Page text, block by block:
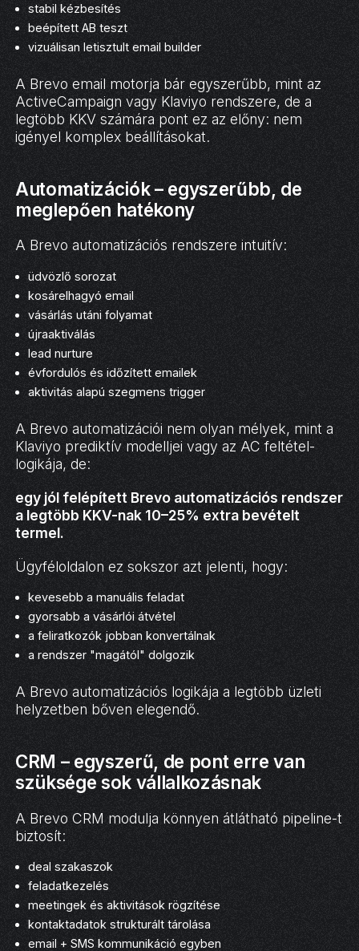
stabil kézbesítés
beépített AB teszt
vizuálisan letisztult email builder
A Brevo email motorja bár egyszerűbb, mint az
ActiveCampaign vagy Klaviyo rendszere, de a
legtöbb KKV számára pont ez az előny: nem
igényel komplex beállításokat.
Automatizációk – egyszerűbb, de
meglepően hatékony
A Brevo automatizációs rendszere intuitív:
üdvözlő sorozat
kosárelhagyó email
vásárlás utáni folyamat
újraaktiválás
lead nurture
évfordulós és időzített emailek
aktivitás alapú szegmens trigger
A Brevo automatizációi nem olyan mélyek, mint a
Klaviyo prediktív modelljei vagy az AC feltétel-
logikája, de:
egy jól felépített Brevo automatizációs rendszer
a legtöbb KKV-nak 10–25% extra bevételt
termel.
Ügyféloldalon ez sokszor azt jelenti, hogy:
kevesebb a manuális feladat
gyorsabb a vásárlói átvétel
a feliratkozók jobban konvertálnak
a rendszer "magától" dolgozik
A Brevo automatizációs logikája a legtöbb üzleti
helyzetben bőven elegendő.
CRM – egyszerű, de pont erre van
szüksége sok vállalkozásnak
A Brevo CRM modulja könnyen átlátható pipeline-t
biztosít:
deal szakaszok
feladatkezelés
meetingek és aktivitások rögzítése
kontaktadatok strukturált tárolása
email + SMS kommunikáció egyben